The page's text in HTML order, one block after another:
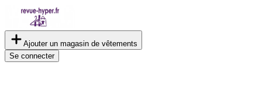
Ajouter un magasin de vêtements
Se connecter